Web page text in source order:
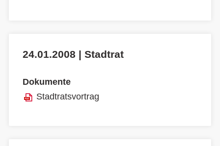
24.01.2008 | Stadtrat
Dokumente
Stadtratsvortrag